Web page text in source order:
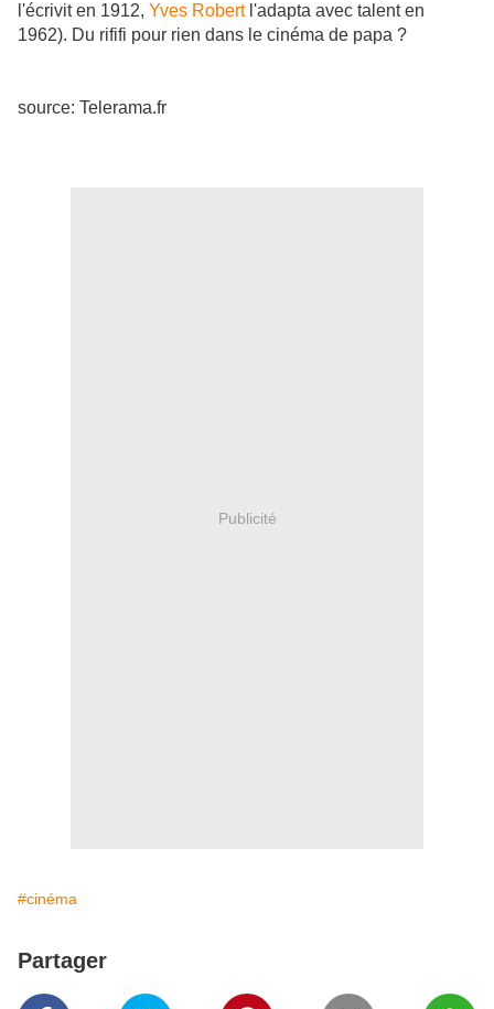
l'écrivit en 1912, Yves Robertl'adapta avec talent en
1962). Du rififi pour rien dans le cinéma de papa ?
source: Telerama.fr
Publicité
#cinéma
Partager